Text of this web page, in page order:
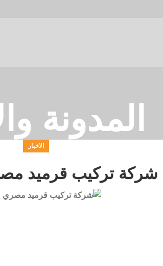
المدونة
الاخبار
شركة تركيب قرميد